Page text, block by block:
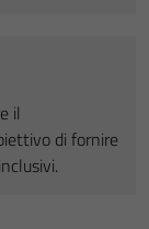
il
di fornire